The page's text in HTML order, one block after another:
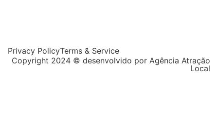
Privacy PolicyTerms & Service
Copyright 2024 © desenvolvido por Agência Atração
Local